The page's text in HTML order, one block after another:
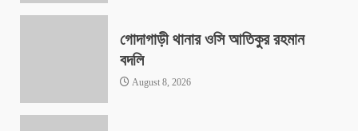
গোদাগাড়ী থানার ওসি আতিকুর রহমান
বদলি
August 8, 2026